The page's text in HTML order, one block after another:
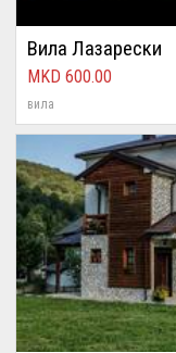
Вила Лазарески
600.00
вила